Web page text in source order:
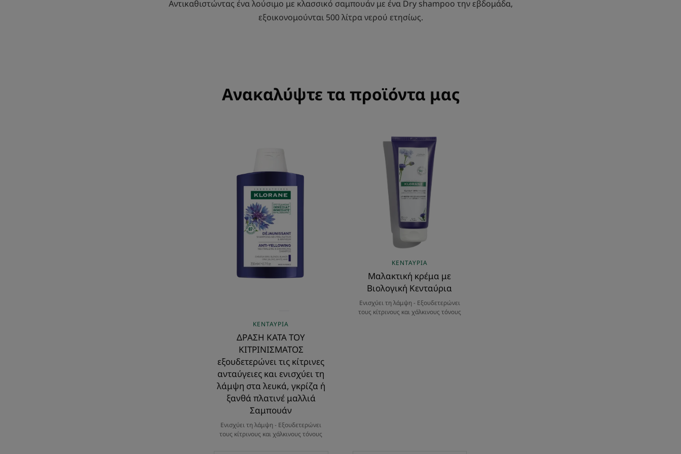
Αντικαθιστώντας ένα λούσιμο με κλασσικό σαμπουάν με ένα Dry shampoo την εβδομάδα,
εξοικονομούνται 500 λίτρα νερού ετησίως.
Ανακαλύψτε τα προϊόντα μας
ΚΙΤΡΙΝΙΣΜΑΤΟΣ
εξουδετερώνει
τις
κίτρινες
ανταύγειες
και
ενισχύει
τη
λάμψη
ή
ξανθά
πλατινέ
μαλλιά
Σαμπουάν
ΚΕΝΤΑΎΡΙΑ
ΔΡΑΣΗ ΚΑΤΑ ΤΟΥ
ΚΙΤΡΙΝΙΣΜΑΤΟΣ
εξουδετερώνει τις κίτρινες
ανταύγειες και ενισχύει τη
λάμψη στα λευκά, γκρίζα ή
ξανθά πλατινέ μαλλιά
Σαμπουάν
Ενισχύει τη λάμψη - Εξουδετερώνει
τους κίτρινους και χάλκινους τόνους
Mαλακτική
κρέμα
με
Βιολογική
Κενταύρια
ΚΕΝΤΑΎΡΙΑ
Mαλακτική κρέμα με
Βιολογική Κενταύρια
Ενισχύει τη λάμψη - Εξουδετερώνει
τους κίτρινους και χάλκινους τόνους